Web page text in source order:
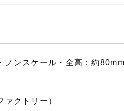
ノンスケール・全高：約80mm
クトリー）